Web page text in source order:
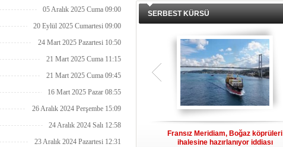
sızıntısı oluştu. Petrol sızıntısına
05 Aralık 2025 Cuma 09:00
20 Eylül 2025 Cumartesi 09:00
24 Mart 2025 Pazartesi 10:50
21 Mart 2025 Cuma 11:15
21 Mart 2025 Cuma 09:45
16 Mart 2025 Pazar 08:55
26 Aralık 2024 Perşembe 15:09
24 Aralık 2024 Salı 12:58
23 Aralık 2024 Pazartesi 12:31
SERBEST KÜRSÜ
Fransız Meridiam, Boğaz köprüleri
ihalesine hazırlanıyor iddiası